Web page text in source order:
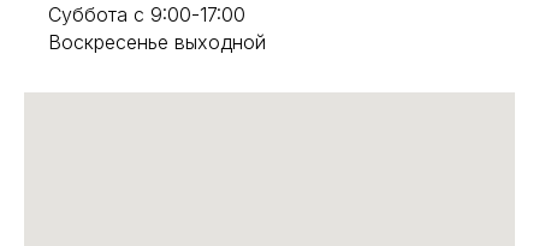
Суббота с 9:00-17:00
Воскресенье выходной